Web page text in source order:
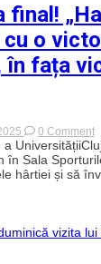
cu o
în fața
0 Commenton
Sala
hârtiei și să